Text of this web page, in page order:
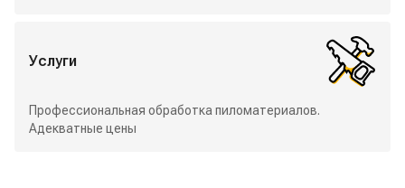
Услуги
Профессиональная обработка пиломатериалов.
Адекватные цены